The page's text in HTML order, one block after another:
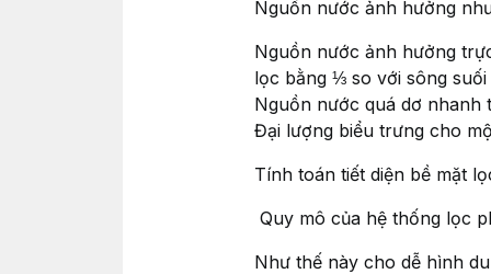
Nguồn nước ảnh hưởng
Nguồn nước ảnh hưởng
lọc bằng ⅓ so với sông suối
Nguồn nước quá dơ nhanh
Đại lượng biểu trưng cho
Tính toán tiết diện bề mặt
Quy mô của hệ thống lọc
Như thế này cho dễ hình